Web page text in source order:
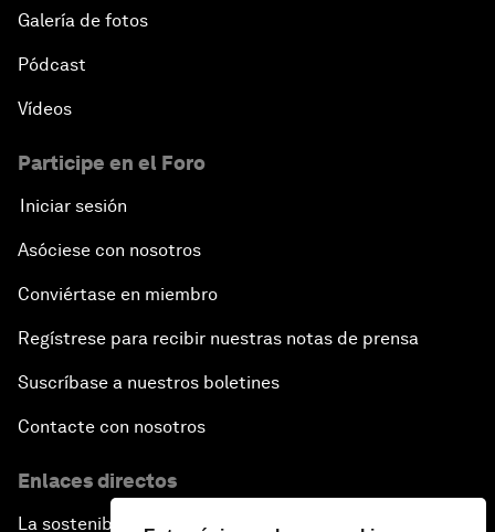
Galería de fotos
Pódcast
Vídeos
Participe en el Foro
Iniciar sesión
Asóciese con nosotros
Conviértase en miembro
Regístrese para recibir nuestras notas de prensa
Suscríbase a nuestros boletines
Contacte con nosotros
Enlaces directos
La sostenibilidad en el Foro